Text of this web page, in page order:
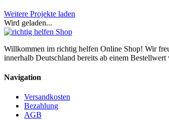
Weitere Projekte laden
Wird geladen...
Willkommen im richtig helfen Online Shop! Wir
innerhalb Deutschland bereits ab einem
Navigation
Versandkosten
Bezahlung
AGB